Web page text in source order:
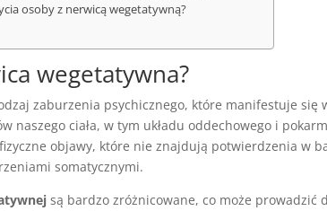
osoby z nerwicą wegetatywną?
wegetatywna?
zaburzenia psychicznego, które manifestuje się
naszego ciała, w tym układu oddechowego i
objawy, które nie znajdują potwierdzenia w
somatycznymi.
są bardzo zróżnicowane, co może prowadzić